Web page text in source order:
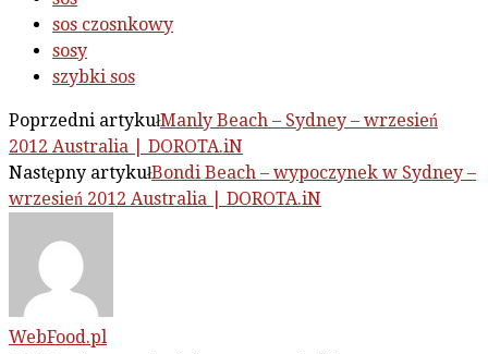
sos czosnkowy
sosy
szybki sos
Poprzedni artykułManly Beach – Sydney – wrzesień
2012 Australia | DOROTA.iN
Następny artykułBondi Beach – wypoczynek w Sydney –
wrzesień 2012 Australia | DOROTA.iN
WebFood.pl